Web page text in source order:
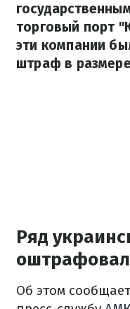
торговый порт
эти компании
штраф в
Ряд
Об этом сообщает